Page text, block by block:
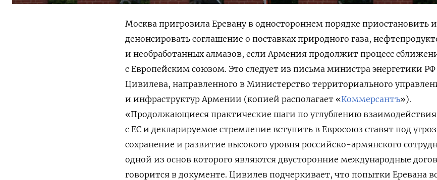
Москва пригрозила Еревану в одностороннем порядке приостановить
денонсировать соглашение о поставках природного газа,
и необработанных алмазов, если Армения продолжит процесс
с Европейским союзом. Это следует из письма министра энергетики РФ
Цивилева, направленного в Министерство территориального
и инфраструктур Армении (копией располагает «Коммерсантъ»).
«Продолжающиеся практические шаги по углублению
с ЕС и декларируемое стремление вступить в Евросоюз ставят под
сохранение и развитие высокого уровня российско-армянского
одной из основ которого являются двусторонние международные
говорится в документе. Цивилев подчеркивает, что попытки Еревана